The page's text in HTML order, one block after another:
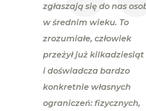
zgłaszają się do nas
w średnim wieku. To
zrozumiałe, człowiek
przeżył już
i doświadcza bardzo
konkretnie własnych
ograniczeń: fizycznych,